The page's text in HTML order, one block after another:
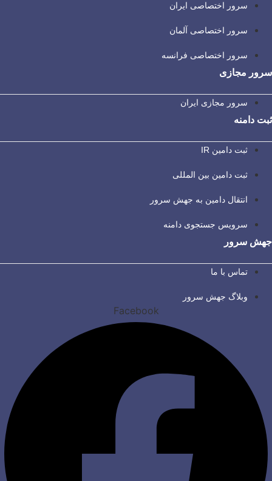
سرور اختصاصی ایران
سرور اختصاصی آلمان
سرور اختصاصی فرانسه
سرور مجازی
سرور مجازی ایران
ثبت دامنه
ثبت دامین IR
ثبت دامین بین المللی
انتقال دامین به جهش سرور
سرویس جستجوی دامنه
جهش سرور
تماس با ما
وبلاگ جهش سرور
Facebook